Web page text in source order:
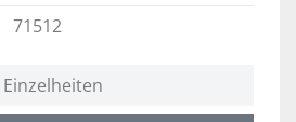
71512
Einzelheiten